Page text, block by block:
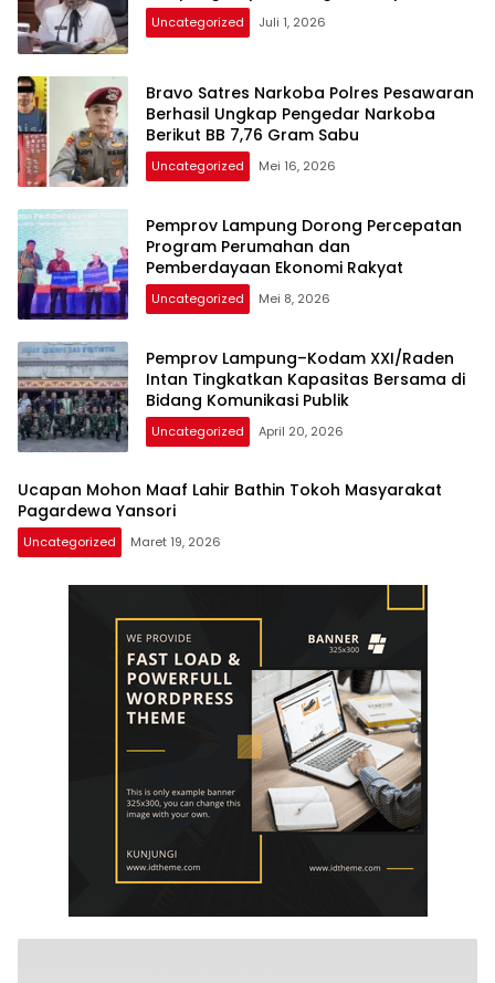
Uncategorized Juli 1, 2026
Bravo Satres Narkoba Polres Pesawaran
Berhasil Ungkap Pengedar Narkoba
Berikut BB 7,76 Gram Sabu
Uncategorized Mei 16, 2026
Pemprov Lampung Dorong Percepatan
Program Perumahan dan
Pemberdayaan Ekonomi Rakyat
Uncategorized Mei 8, 2026
Pemprov Lampung–Kodam XXI/Raden
Intan Tingkatkan Kapasitas Bersama di
Bidang Komunikasi Publik
Uncategorized April 20, 2026
Ucapan Mohon Maaf Lahir Bathin Tokoh Masyarakat
Pagardewa Yansori
Uncategorized Maret 19, 2026